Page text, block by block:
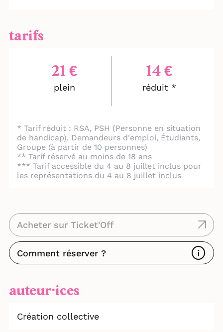
héritage sensible, parfois fragile, mais
profondément humain. Car au fond, ce que
seulement des histoires, mais une manière
d’être au monde. Et lorsque ces récits
pour toucher à l’universel.
tarifs
21 €
plein
14 €
réduit *
* Tarif réduit : RSA, PSH (Personne en situation
de handicap), Demandeurs d'emploi, Étudiants,
Groupe (à partir de 10 personnes)
** Tarif réservé au moins de 18 ans
*** Tarif accessible du 4 au 8 juillet inclus pour
les représentations du 4 au 8 juillet inclus
Acheter sur Ticket'Off
Comment réserver ?
auteur⸱ices
Création collective